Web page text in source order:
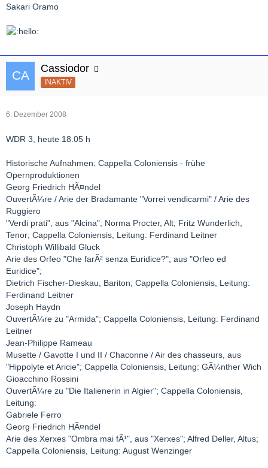
Sakari Oramo
Cassiodor
INAKTIV
6. Dezember 2008
WDR 3, heute 18.05 h
Historische Aufnahmen: Cappella Coloniensis - frühe
Opernproduktionen
Georg Friedrich HÃ¤ndel
OuvertÃ¼re / Arie der Bradamante "Vorrei vendicarmi" / Arie des
Ruggiero
"Verdi prati", aus "Alcina"; Norma Procter, Alt; Fritz Wunderlich,
Tenor; Cappella Coloniensis, Leitung: Ferdinand Leitner
Christoph Willibald Gluck
Arie des Orfeo "Che farÃ² senza Euridice?", aus "Orfeo ed
Euridice";
Dietrich Fischer-Dieskau, Bariton; Cappella Coloniensis, Leitung:
Ferdinand Leitner
Joseph Haydn
OuvertÃ¼re zu "Armida"; Cappella Coloniensis, Leitung: Ferdinand
Leitner
Jean-Philippe Rameau
Musette / Gavotte I und II / Chaconne / Air des chasseurs, aus
"Hippolyte et Aricie"; Cappella Coloniensis, Leitung: GÃ¼nther Wich
Gioacchino Rossini
OuvertÃ¼re zu "Die Italienerin in Algier"; Cappella Coloniensis,
Leitung:
Gabriele Ferro
Georg Friedrich HÃ¤ndel
Arie des Xerxes "Ombra mai fÃ¹", aus "Xerxes"; Alfred Deller, Altus;
Cappella Coloniensis, Leitung: August Wenzinger